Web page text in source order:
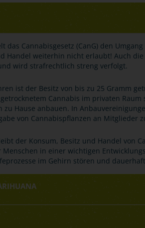
das Cannabisgesetz (CanG) den
Handel weiterhin nicht erlaubt! Auch
wird strafrechtlich streng verfolgt.
ist der Besitz von bis zu 25 Gramm
Cannabis im privaten
zu Hause anbauen. In
von Cannabispflanzen an Mitglieder
der Konsum, Besitz und Handel von
in einer wichtigen
im Gehirn stören und